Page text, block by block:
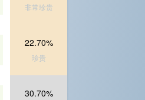
非常珍贵
22.70%
珍贵
30.70%